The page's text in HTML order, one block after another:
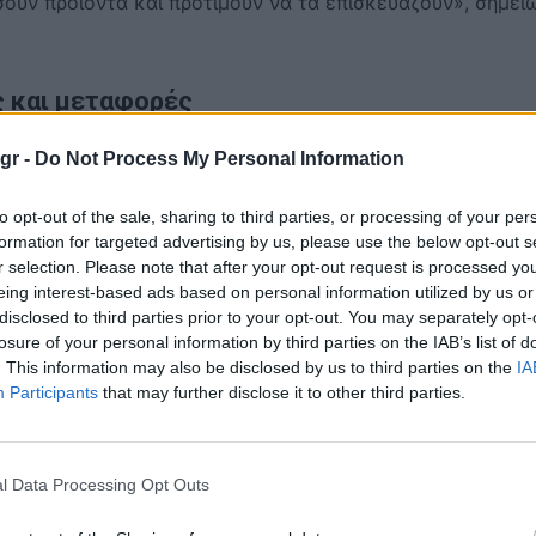
- Do Not Process My Personal Information
opt-out of the sale, sharing to third parties, or processing of your
for targeted advertising by us, please use the below opt-out
selection. Please note that after your opt-out request is processed
interest-based ads based on personal information utilized by us
to third parties prior to your opt-out. You may separately
of your personal information by third parties on the IAB’s list of
This information may also be disclosed by us to third parties on the
Participants that may further disclose it to other third parties.
Data Processing Opt Outs
μεταφορές
για σοβαρές επιπτώσεις. Εταιρείες όπως η Procter
και η Toyota έχουν επίσης προειδοποιήσει για το
πλέον στον τρίτο μήνα της.
—του σημαντικότερου ενεργειακού περάσματος
πάνω από τα 100 δολάρια το βαρέλι, περισσότερο από
πόλεμο.
έχει περιορίσει την πρόσβαση σε πρώτες ύλες και
καταγράφονται στην προμήθεια λιπασμάτων,